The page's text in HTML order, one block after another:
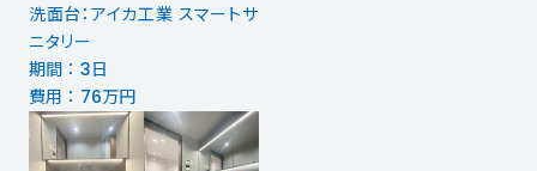
洗面台：アイカ工業 スマートサ
ニタリー
期間 ： 3日
費用 ： 76万円